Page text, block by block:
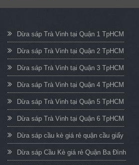
Dừa sáp Trà Vinh tại Quận 1 TpHCM
Dừa sáp Trà Vinh tại Quận 2 TpHCM
Dừa sáp Trà Vinh tại Quận 3 TpHCM
Dừa sáp Trà Vinh tại Quận 4 TpHCM
Dừa sáp Trà Vinh tại Quận 5 TpHCM
Dừa sáp Trà Vinh tại Quận 6 TpHCM
Dừa sáp cầu kè giá rẻ quận cầu giấy
Dừa sáp Cầu Kè giá rẻ Quận Ba Đình